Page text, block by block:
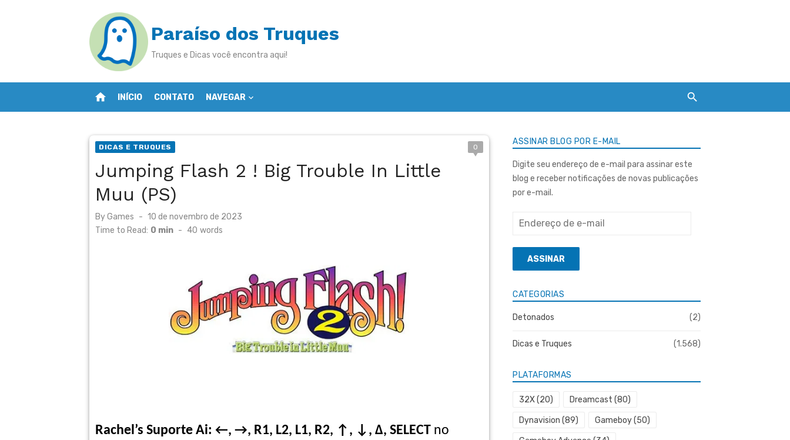
Paraíso dos Truques
Truques e Dicas você encontra aqui!
home INÍCIO CONTATO NAVEGAR
DICAS E TRUQUES 0
Jumping Flash 2 ! Big Trouble In Little
Muu (PS)
ByGames
Posted
on
10 de novembro de 2023
Time to Read: 0 min - 40 words
Rachel’s Suporte Ai: ←, →, R1, L2, L1, R2, ↑, ↓, Δ, SELECT no
ASSINAR BLOG POR E-MAIL
Digite seu endereço de e-mail para assinar este
blog e receber notificações de novas publicações
por e-mail.
Endereço
e-
mailASSINAR
CATEGORIAS
Detonados (2)
Dicas e Truques (1.568)
PLATAFORMAS
32X(20) Dreamcast (80)
Dynavision (89) Gameboy(50)